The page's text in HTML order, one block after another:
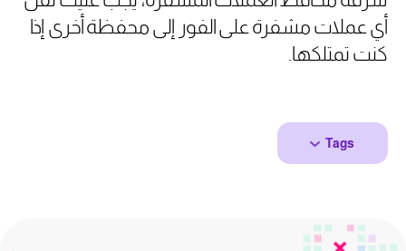
أي عملات مشفرة على الفور إلى محفظة أخرى إذا
كنت تمتلكها.
Tags